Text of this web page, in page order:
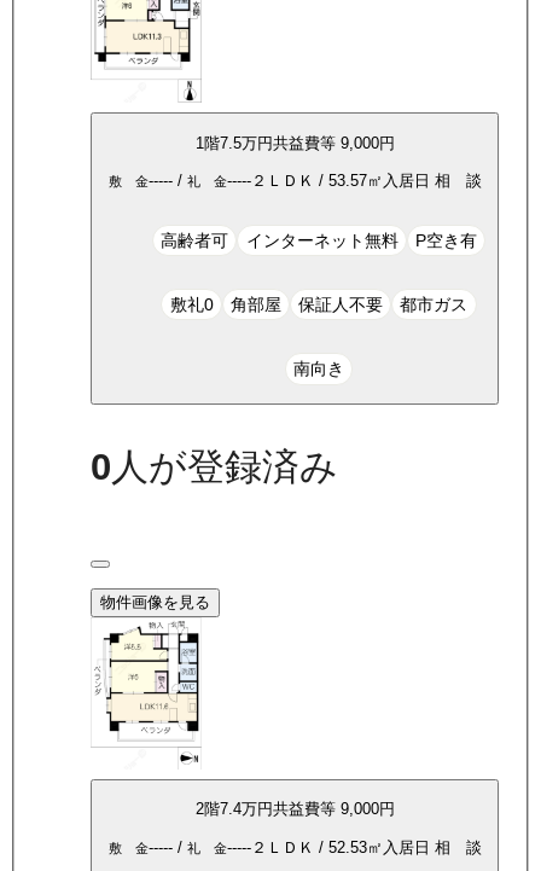
1 階7.5万円共益費等 9,000円
敷 金-----/ 礼 金-----２ＬＤＫ / 53.57㎡ 入居日 相 談
高齢者可 インターネット無料 P空き有
敷礼0 角部屋 保証人不要 都市ガス
南向き
0人が登録済み
物件画像を見る
2階7.4万円共益費等 9,000円
敷 金-----/ 礼 金-----２ＬＤＫ / 52.53㎡ 入居日 相 談